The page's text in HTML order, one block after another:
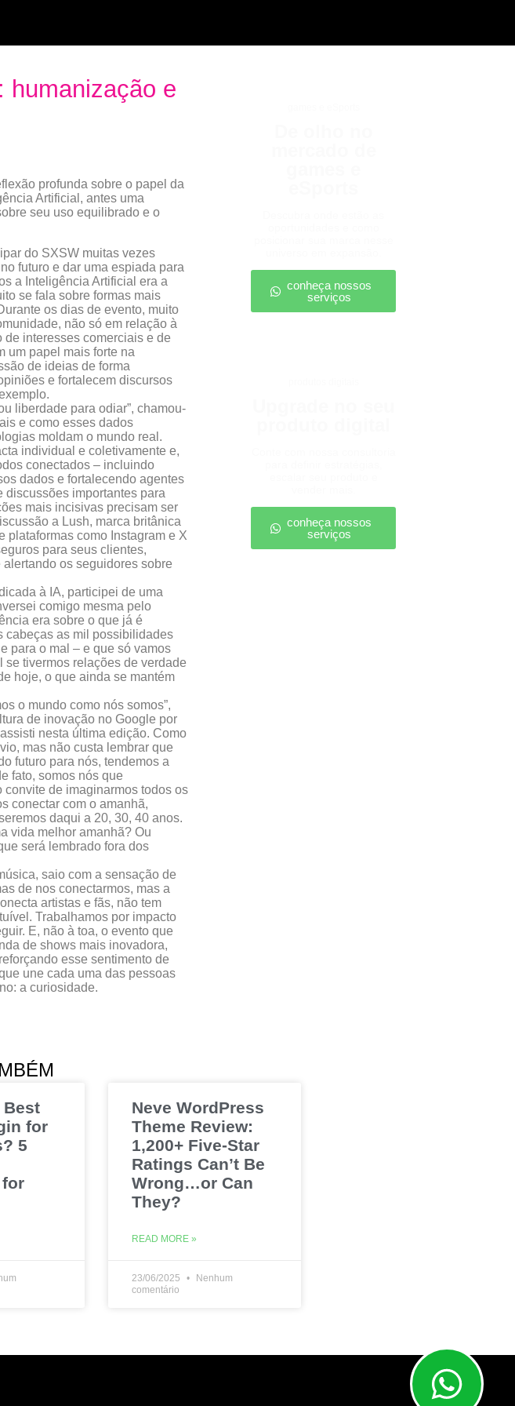
humanização e
profunda sobre o papel da
Artificial, antes uma
seu uso equilibrado e o
do SXSW muitas vezes
futuro e dar uma espiada para
a Inteligência Artificial era a
se fala sobre formas mais
os dias de evento, muito
não só em relação à
de interesses comerciais e de
um papel mais forte na
de ideias de forma
e fortalecem discursos
liberdade para odiar”, chamou-
e como esses dados
moldam o mundo real.
individual e coletivamente e,
conectados – incluindo
dados e fortalecendo agentes
discussões importantes para
mais incisivas precisam ser
a Lush, marca britânica
plataformas como Instagram e X
para seus clientes,
os seguidores sobre
à IA, participei de uma
comigo mesma pelo
era sobre o que já é
cabeças as mil possibilidades
para o mal – e que só vamos
tivermos relações de verdade
hoje, o que ainda se mantém
o mundo como nós somos”,
de inovação no Google por
nesta última edição. Como
mas não custa lembrar que
futuro para nós, tendemos a
fato, somos nós que
convite de imaginarmos todos os
conectar com o amanhã,
daqui a 20, 30, 40 anos.
vida melhor amanhã? Ou
será lembrado fora dos
saio com a sensação de
de nos conectarmos, mas a
artistas e fãs, não tem
Trabalhamos por impacto
E, não à toa, o evento que
de shows mais inovadora,
esse sentimento de
une cada uma das pessoas
a curiosidade.
conheça nossos
serviços
conheça nossos
serviços
Best
for
5
for
Neve WordPress
Theme Review:
1,200+ Five-Star
Ratings Can’t Be
Wrong…or Can
They?
READ MORE »
23/06/2025
Nenhum
comentário